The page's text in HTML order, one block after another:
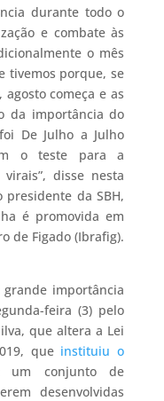
durante todo o
e combate às
o mês
tivemos porque, se
começa e as
da importância do
De Julho a Julho
o teste para a
disse nesta
da SBH,
é promovida em
de Figado (Ibrafig).
importância
feira (3) pelo
que altera a Lei
que instituiu o
um conjunto de
desenvolvidas